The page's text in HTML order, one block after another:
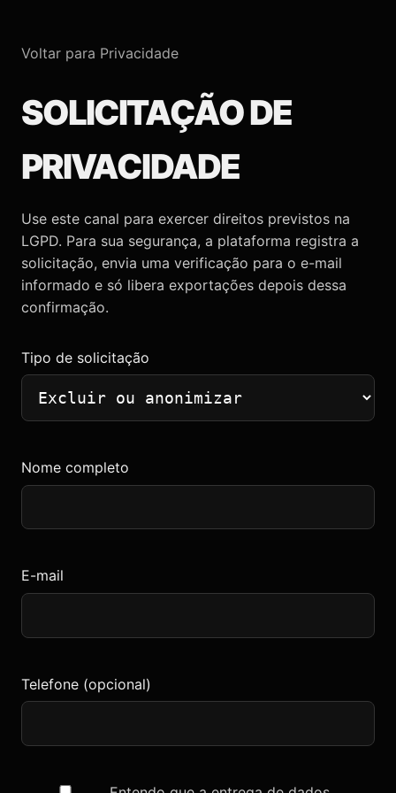
Voltar para Privacidade
SOLICITAÇÃO DE
PRIVACIDADE
Use este canal para exercer direitos previstos na
LGPD. Para sua segurança, a plataforma registra a
solicitação, envia uma verificação para o e-mail
informado e só libera exportações depois dessa
confirmação.
Tipo de solicitação
Nome completo
E-mail
Telefone (opcional)